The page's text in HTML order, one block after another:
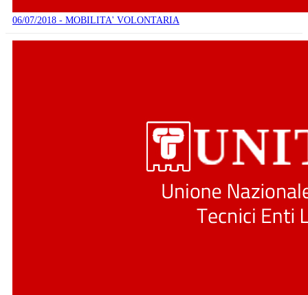
06/07/2018 - MOBILITA' VOLONTARIA